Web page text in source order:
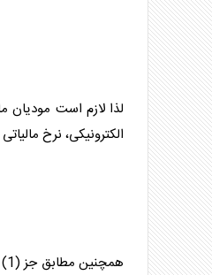
لذا لازم است مودیان
الکترونیکی، نرخ
همچنین مطابق جز (1) بند (ب) ماده (26) قانون مالیات بر ارزش افزوده، کمافی‌السابق، اصل